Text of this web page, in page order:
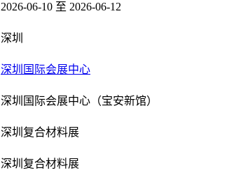
2026-06-10 至 2026-06-12
深圳
深圳国际会展中心
深圳国际会展中心（宝安新馆）
深圳复合材料展
深圳复合材料展